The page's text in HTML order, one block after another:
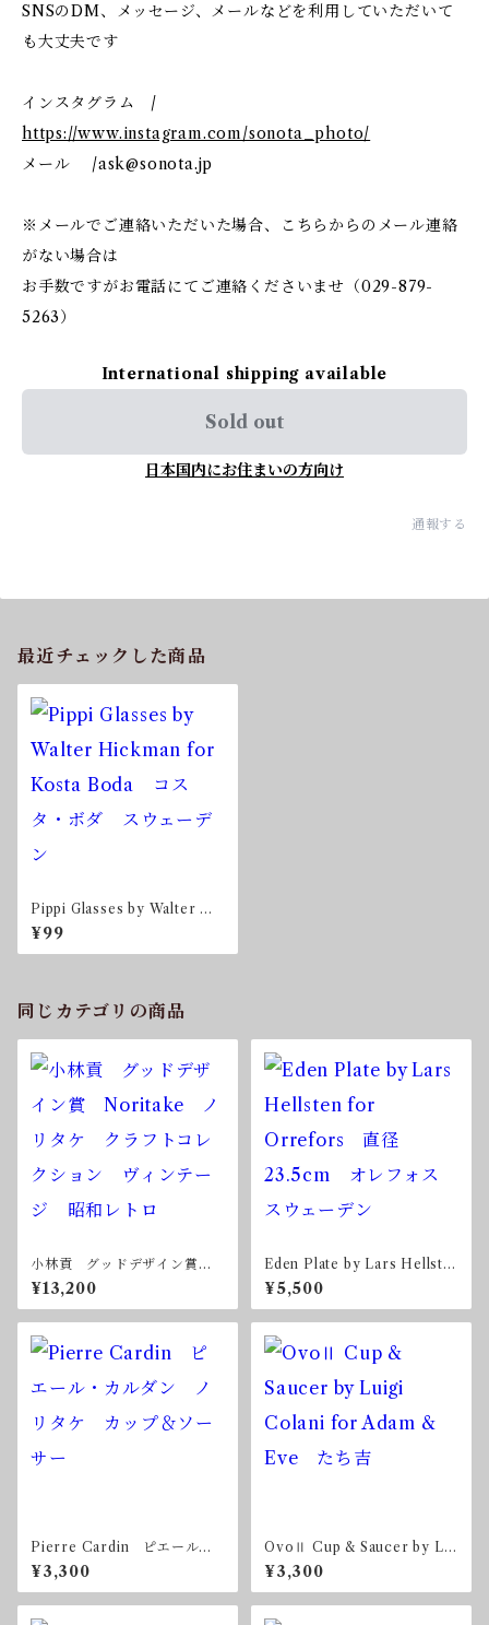
SNSのDM、メッセージ、メールなどを利用していただいて
も大丈夫です
インスタグラム /
https://www.instagram.com/sonota_photo/
メール /ask@sonota.jp
※メールでご連絡いただいた場合、こちらからのメール連絡
がない場合は
お手数ですがお電話にてご連絡くださいませ（029-879-
5263）
International shipping available
Sold out
日本国内にお住まいの方向け
通報する
最近チェックした商品
Pippi Glasses by Walter Hi
ckman for Kosta Boda コ
スタ・ボダ スウェーデン
¥99
同じカテゴリの商品
小林貢 グッドデザイン賞
Noritake ノリタケ クラフ
トコレクション ヴィンテー
ジ 昭和レトロ
¥13,200
Eden Plate by Lars Hellste
n for Orrefors 直径23.5c
m オレフォス スウェーデ
ン
¥5,500
Pierre Cardin ピエール・
カルダン ノリタケ カップ
＆ソーサー
¥3,300
OvoⅡ Cup & Saucer by Lui
gi Colani for Adam & Eve
たち吉
¥3,300